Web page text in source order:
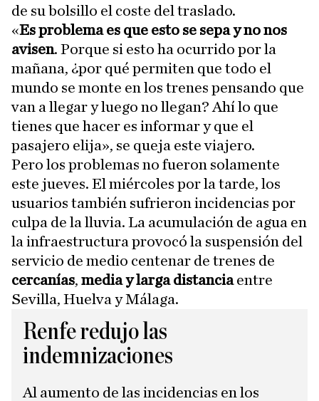
de su bolsillo el coste del traslado.
«Es problema es que esto se sepa y no nos
avisen. Porque si esto ha ocurrido por la
mañana, ¿por qué permiten que todo el
mundo se monte en los trenes pensando que
van a llegar y luego no llegan? Ahí lo que
tienes que hacer es informar y que el
pasajero elija», se queja este viajero.
Pero los problemas no fueron solamente
este jueves. El miércoles por la tarde, los
usuarios también sufrieron incidencias por
culpa de la lluvia. La acumulación de agua en
la infraestructura provocó la suspensión del
servicio de medio centenar de trenes de
cercanías, media y larga distanciaentre
Sevilla, Huelva y Málaga.
Renfe redujo las
indemnizaciones
Al aumento de las incidencias en los